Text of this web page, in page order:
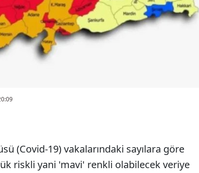
(Covid-19) vakalarındaki sayılara göre
riskli yani 'mavi' renkli olabilecek veriye